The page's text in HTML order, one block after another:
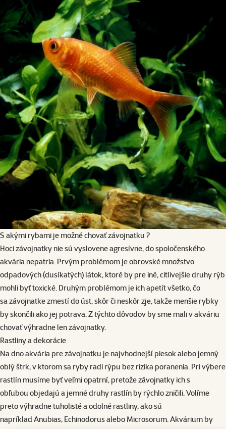
S akými rybami je možné chovať závojnatku ?
Hoci závojnatky nie sú vyslovene agresívne, do spoločenského
akvária nepatria. Prvým problémom je obrovské množstvo
odpadových (dusíkatých) látok, ktoré by pre iné, citlivejšie druhy rýb
mohli byť toxické. Druhým problémom je ich apetít všetko, čo
sa závojnatke zmestí do úst, skôr či neskôr zje, takže menšie rybky
by skončili ako jej potrava. Z týchto dôvodov by sme mali v akváriu
chovať výhradne len závojnatky.
Rastliny a dekorácie
Na dno akvária pre závojnatku je najvhodnejší piesok alebo jemný
oblý štrk, v ktorom sa ryby radi rýpu bez rizika poranenia. Pri výbere
rastlín musíme byť veľmi opatrní, pretože závojnatky ich s
obľubou objedajú a jemné druhy rastlín by rýchlo zničili. Volíme
preto výhradne tuholisté a odolné rastliny, ako sú
napríklad Anubias, Echinodorus alebo Microsorum. Akvárium by